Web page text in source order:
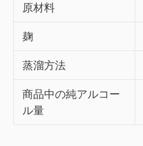
原材料
麹
蒸溜方法
商品中の純アルコー
ル量